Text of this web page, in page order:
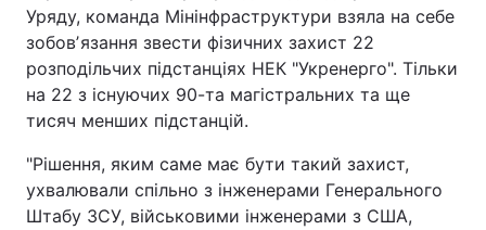
Контакти
Послуги
Уряду, команда Мінінфраструктури взяла на себе
зобовʼязання звести фізичних захист 22
розподільчих підстанціях НЕК "Укренерго". Тільки
на 22 з існуючих 90-та магістральних та ще
тисяч менших підстанцій.
"Рішення, яким саме має бути такий захист,
ухвалювали спільно з інженерами Генерального
Штабу ЗСУ, військовими інженерами з США,